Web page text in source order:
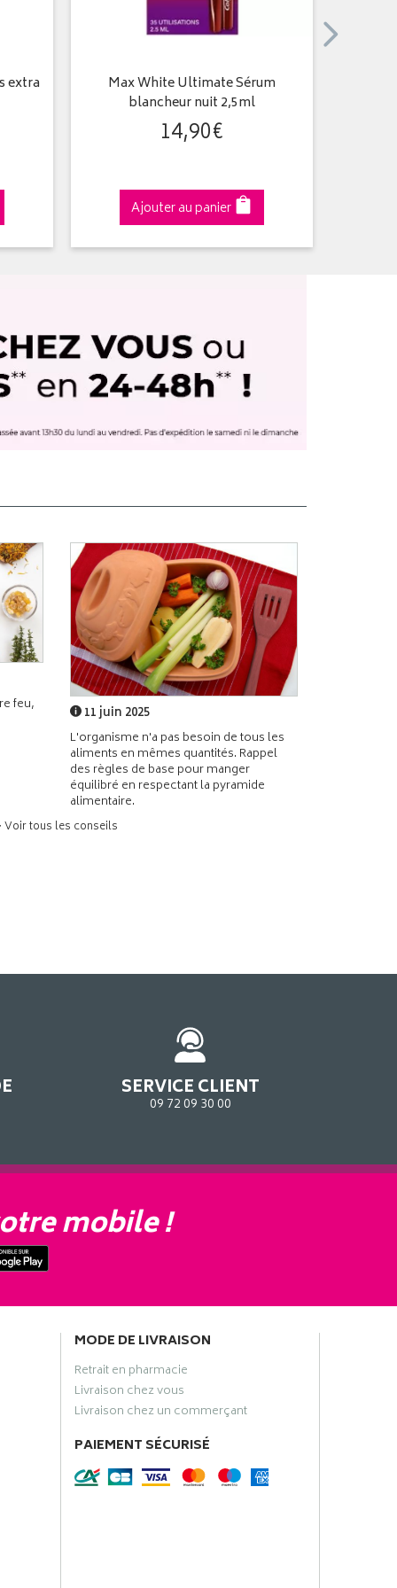
extra
Max White Ultimate Sérum
blancheur nuit 2,5ml
14,90€
Ajouter au panier
feu,
11 juin 2025
L'organisme n'a pas besoin de tous les
aliments en mêmes quantités. Rappel
des règles de base pour manger
équilibré en respectant la pyramide
alimentaire.
Voir tous les conseils
SERVICE CLIENT
09 72 09 30 00
mobile !
MODE DE LIVRAISON
Retrait en pharmacie
Livraison chez vous
Livraison chez un commerçant
PAIEMENT SÉCURISÉ